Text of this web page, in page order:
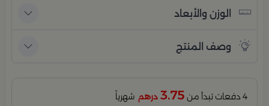
الوزن والأبعاد
وصف المنتج
4 دفعات تبدأ من 3.75 درهم شهرياً